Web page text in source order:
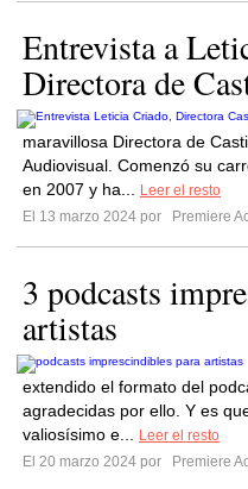
Entrevista a
Directora de
maravillosa Directora de
Audiovisual. Comenzó su
en 2007 y ha...
Leer el resto
El 13 marzo 2024 por
Premiere
3 podcasts
artistas
extendido el formato del
agradecidas por ello. Y es
valiosísimo e...
Leer el resto
El 20 marzo 2024 por
Premiere